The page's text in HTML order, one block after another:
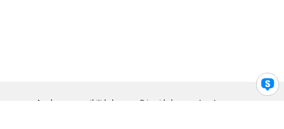
Ayuda para accesibilidad Privacidad Legal